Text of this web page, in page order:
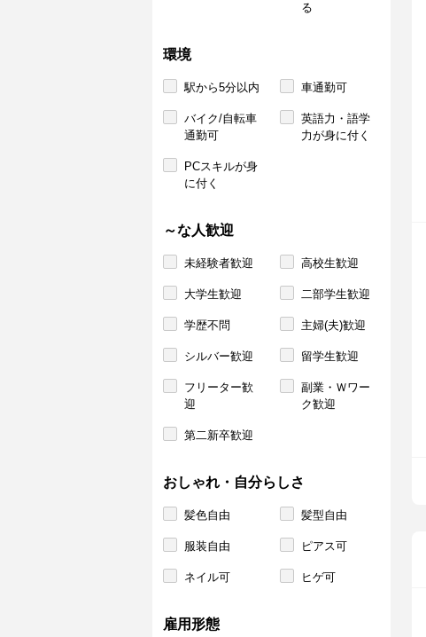
る
環境
駅から5分以内 車通勤可
バイク/自転車
通勤可
英語力・語学
力が身に付く
PCスキルが身
に付く
～な人歓迎
未経験者歓迎 高校生歓迎
大学生歓迎 二部学生歓迎
学歴不問 主婦(夫)歓迎
シルバー歓迎 留学生歓迎
フリーター歓
迎
副業・Ｗワー
ク歓迎
第二新卒歓迎
おしゃれ・自分らしさ
髪色自由 髪型自由
服装自由 ピアス可
ネイル可 ヒゲ可
雇用形態